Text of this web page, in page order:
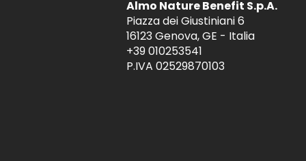
Almo Nature Benefit S.p.A.
Piazza dei Giustiniani 6
16123 Genova, GE - Italia
+39 010253541
P.IVA 02529870103